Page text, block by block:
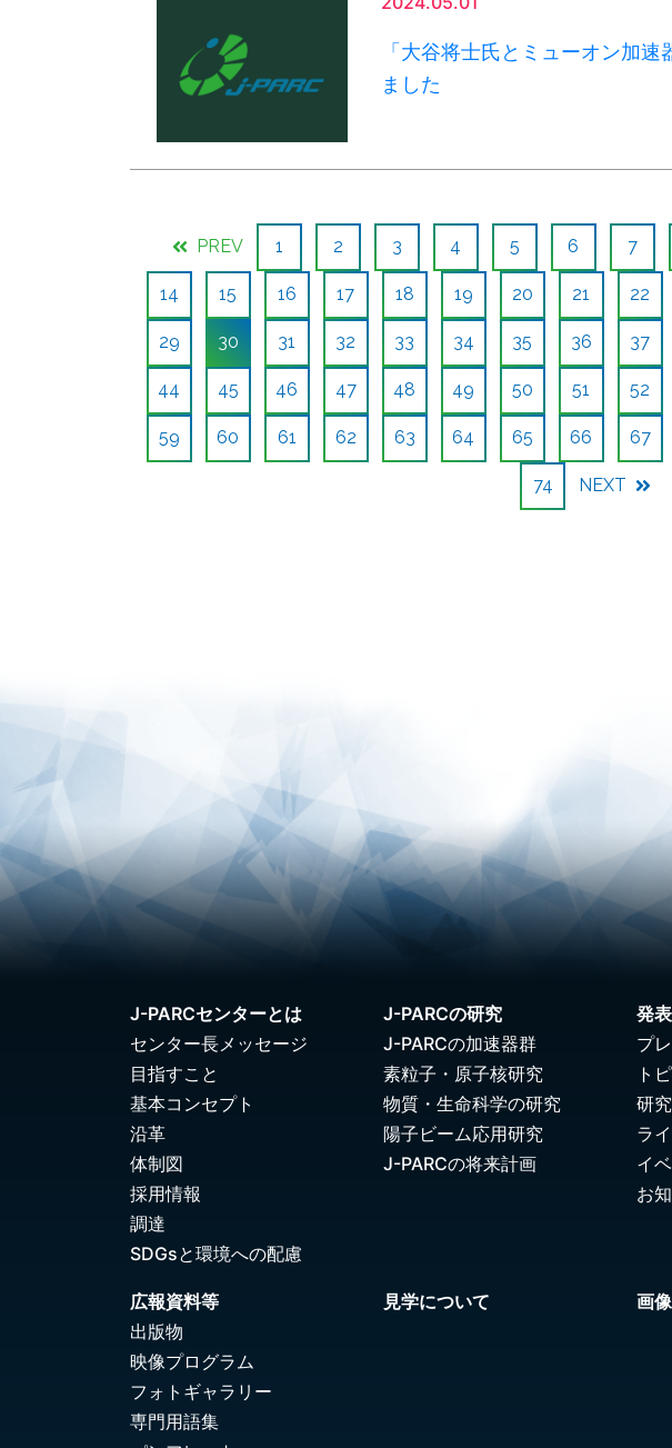
「大谷将士氏とミューオン加
ました
PREV 1 2 3 4 5 6 7
14 15 16 17 18 19 20 21 22
29 30 31 32 33 34 35 36 37
44 45 46 47 48 49 50 51 52
59 60 61 62 63 64 65 66 67
74 NEXT
J-PARCセンターとは
センター長メッセージ
目指すこと
基本コンセプト
沿革
体制図
採用情報
調達
SDGsと環境への配慮
J-PARCの研究
J-PARCの加速器群
素粒子・原子核研究
物質・生命科学の研究
陽子ビーム応用研究
J-PARCの将来計画
発
プ
ト
研
ラ
イ
お
広報資料等
出版物
映像プログラム
フォトギャラリー
専門用語集
見学について 画